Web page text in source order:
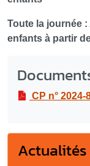
Toute la journée
enfants à partir
CP n° 2024-89 1ère
Actualités